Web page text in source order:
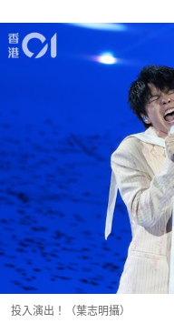
投入演出！（葉志明攝）